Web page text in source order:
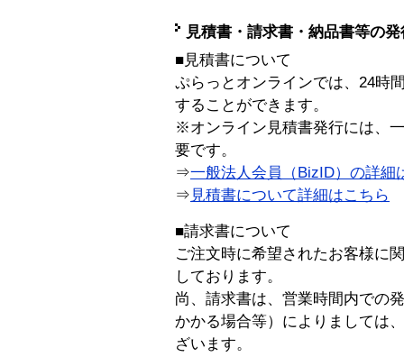
見積書・請求書・納品書等の
■見積書について
ぷらっとオンラインでは、24時
することができます。
※オンライン見積書発行には、
要です。
⇒一般法人会員（BizID）の詳細
⇒ 見積書について詳細はこちら
■請求書について
ご注文時に希望されたお客様に
しております。
尚、請求書は、営業時間内での
かかる場合等）によりましては
ざいます。